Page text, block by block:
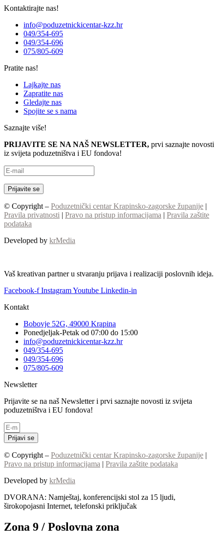
Kontaktirajte nas!
info@poduzetnickicentar-kzz.hr
049/354-695
049/354-696
075/805-609
Pratite nas!
Lajkajte nas
Zapratite nas
Gledajte nas
Spojite se s nama
Saznajte više!
PRIJAVITE SE NA NAŠ NEWSLETTER, prvi saznajte novosti
iz svijeta poduzetništva i EU fondova!
© Copyright – Poduzetnički centar Krapinsko-zagorske županije |
Pravila privatnosti | Pravo na pristup informacijama | Pravila zaštite
podataka
Developed by krMedia
Vaš kreativan partner u stvaranju prijava i realizaciji poslovnih ideja.
Facebook-f InstagramYoutube Linkedin-in
Kontakt
Bobovje 52G, 49000 Krapina
Ponedjeljak-Petak od 07:00 do 15:00
info@poduzetnickicentar-kzz.hr
049/354-695
049/354-696
075/805-609
Newsletter
Prijavite se na naš Newsletter i prvi saznajte novosti iz svijeta
poduzetništva i EU fondova!
Prijavi se
© Copyright – Poduzetnički centar Krapinsko-zagorske županije |
Pravo na pristup informacijama | Pravila zaštite podataka
Developed by krMedia
DVORANA: Namještaj, konferencijski stol za 15 ljudi,
širokopojasni Internet, telefonski priključak
Zona 9 / Poslovna zona